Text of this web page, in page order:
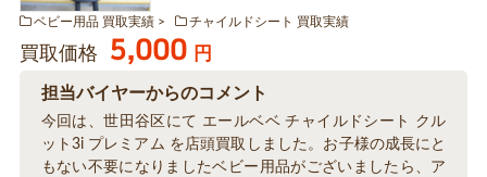
ベビー用品 買取実績 チャイルドシート 買取実績
買取価格 5,000 円
担当バイヤーからのコメント
今回は、世田谷区にて エールベベ チャイルドシート クル
ット3i プレミアム を店頭買取しました。お子様の成長にと
もない不要になりましたベビー用品がございましたら、ア